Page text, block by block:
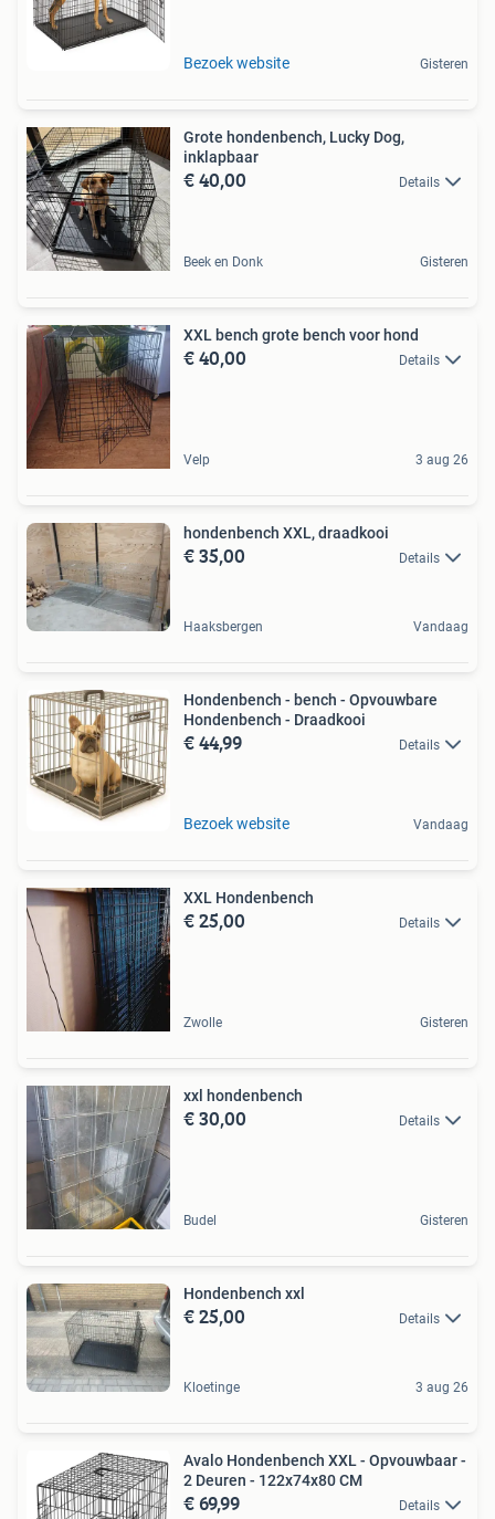
Bezoek website Gisteren
Grote hondenbench, Lucky Dog,
inklapbaar
€ 40,00 Details
Beek en Donk Gisteren
XXL bench grote bench voor hond
€ 40,00 Details
Velp 3 aug 26
hondenbench XXL, draadkooi
€ 35,00 Details
Haaksbergen Vandaag
Hondenbench - bench - Opvouwbare
Hondenbench - Draadkooi
€ 44,99 Details
Bezoek website Vandaag
XXL Hondenbench
€ 25,00 Details
Zwolle Gisteren
xxl hondenbench
€ 30,00 Details
Budel Gisteren
Hondenbench xxl
€ 25,00 Details
Kloetinge 3 aug 26
Avalo Hondenbench XXL - Opvouwbaar -
2 Deuren - 122x74x80 CM
€ 69,99 Details